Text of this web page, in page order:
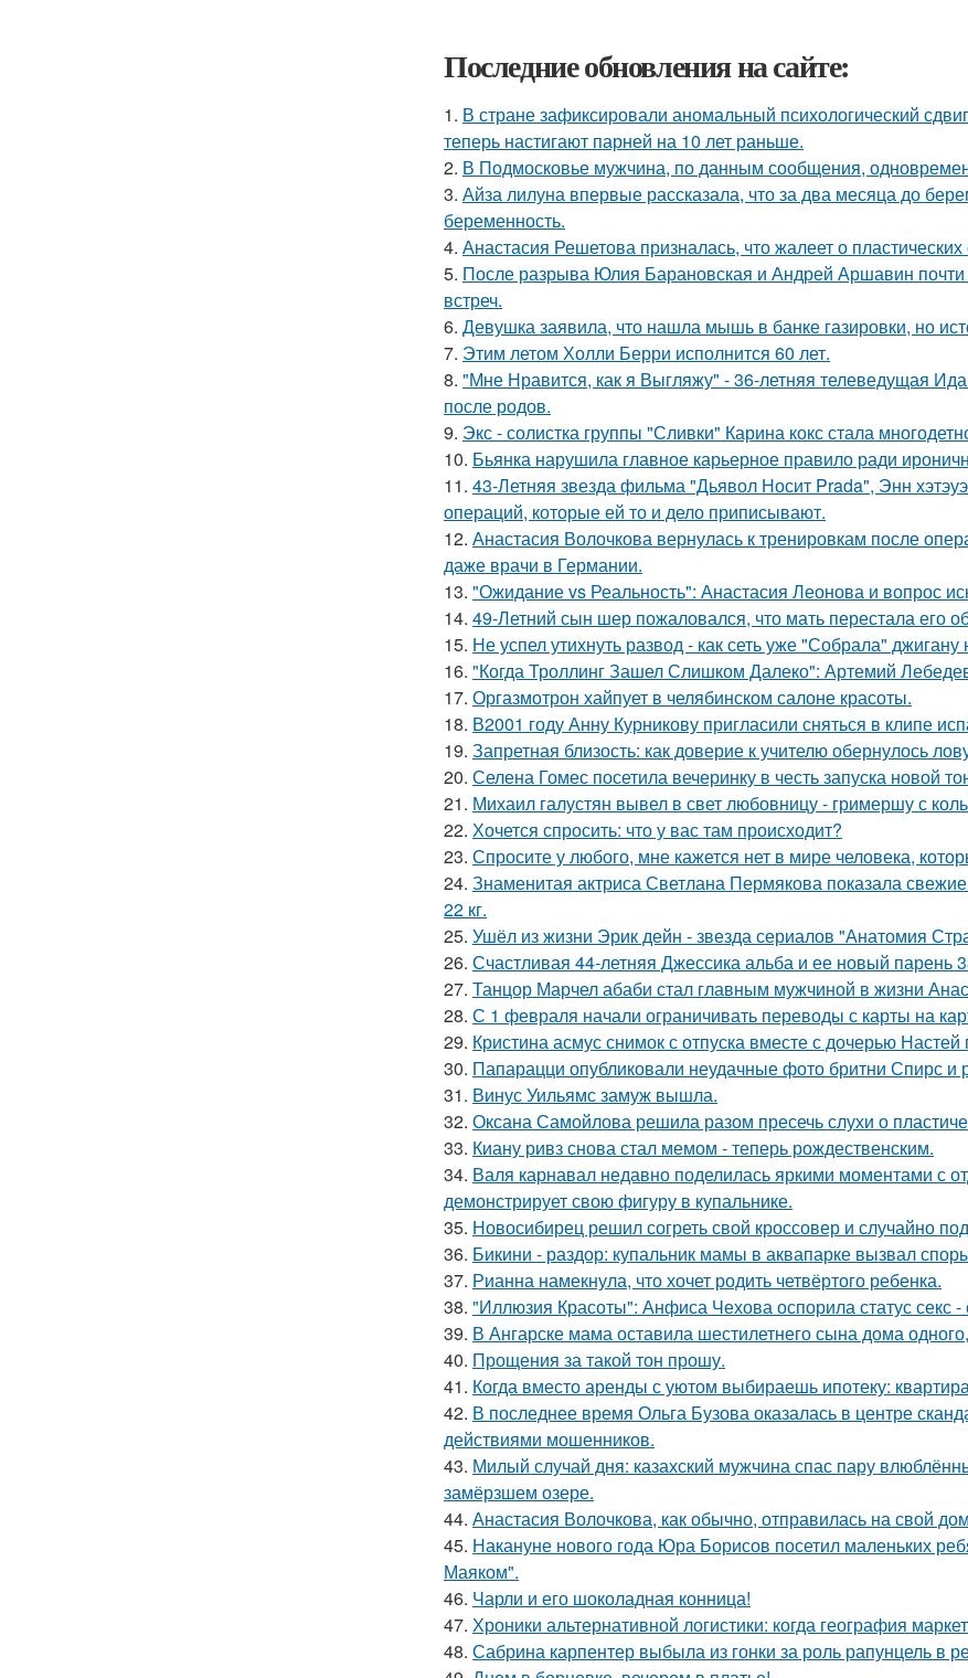
Последние обновления на сайте:
1. В стране зафиксировали аномальный психологический
теперь настигают парней на 10 лет раньше.
2. В Подмосковье мужчина, по данным сообщения,
3. Айза лилуна впервые рассказала, что за два месяца до
беременность.
4. Анастасия Решетова призналась, что жалеет о
5. После разрыва Юлия Барановская и Андрей Аршавин
встреч.
6. Девушка заявила, что нашла мышь в банке газировки, но
7. Этим летом Холли Берри исполнится 60 лет.
8. "Мне Нравится, как я Выгляжу" - 36-летняя телеведущая
после родов.
9. Экс - солистка группы "Сливки" Карина кокс стала
10. Бьянка нарушила главное карьерное правило ради
11. 43-Летняя звезда фильма "Дьявол Носит Prada", Энн
операций, которые ей то и дело приписывают.
12. Анастасия Волочкова вернулась к тренировкам после
даже врачи в Германии.
13. "Ожидание vs Реальность": Анастасия Леонова и вопрос
14. 49-Летний сын шер пожаловался, что мать перестала его
15. Не успел утихнуть развод - как сеть уже "Собрала"
16. "Когда Троллинг Зашел Слишком Далеко": Артемий
17. Оргазмотрон хайпует в челябинском салоне красоты.
18. В2001 году Анну Курникову пригласили сняться в клипе
19. Запретная близость: как доверие к учителю обернулось
20. Селена Гомес посетила вечеринку в честь запуска новой
21. Михаил галустян вывел в свет любовницу - гримершу с
22. Хочется спросить: что у вас там происходит?
23. Спросите у любого, мне кажется нет в мире человека,
24. Знаменитая актриса Светлана Пермякова показала
22 кг.
25. Ушёл из жизни Эрик дейн - звезда сериалов "Анатомия
26. Счастливая 44-летняя Джессика альба и ее новый
27. Танцор Марчел абаби стал главным мужчиной в жизни
28. С 1 февраля начали ограничивать переводы с карты на
29. Кристина асмус снимок с отпуска вместе с дочерью Настей
30. Папарацци опубликовали неудачные фото бритни Спирс и
31. Винус Уильямс замуж вышла.
32. Оксана Самойлова решила разом пресечь слухи о
33. Киану ривз снова стал мемом - теперь рождественским.
34. Валя карнавал недавно поделилась яркими моментами с
демонстрирует свою фигуру в купальнике.
35. Новосибирец решил согреть свой кроссовер и случайно
36. Бикини - раздор: купальник мамы в аквапарке вызвал
37. Рианна намекнула, что хочет родить четвёртого ребенка.
38. "Иллюзия Красоты": Анфиса Чехова оспорила статус секс -
39. В Ангарске мама оставила шестилетнего сына дома
40. Прощения за такой тон прошу.
41. Когда вместо аренды с уютом выбираешь ипотеку:
42. В последнее время Ольга Бузова оказалась в центре
действиями мошенников.
43. Милый случай дня: казахский мужчина спас пару
замёрзшем озере.
44. Анастасия Волочкова, как обычно, отправилась на свой
45. Накануне нового года Юра Борисов посетил маленьких
Маяком".
46. Чарли и его шоколадная конница!
47. Хроники альтернативной логистики: когда география
48. Сабрина карпентер выбыла из гонки за роль рапунцель в